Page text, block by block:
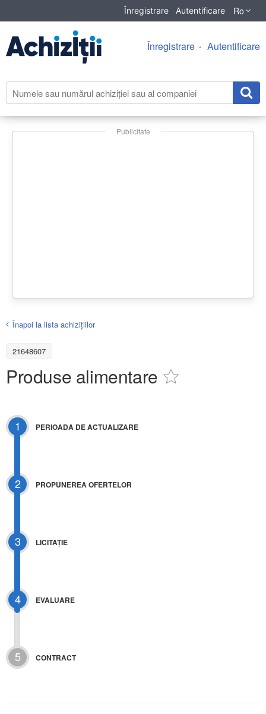
Înregistrare Autentificare Ro
Înregistrare Autentificare
Publicitate
Înapoi la lista achiziţiilor
21648607
Produse alimentare
1 PERIOADA DE ACTUALIZARE
2 PROPUNEREA OFERTELOR
3 LICITAŢIE
4 EVALUARE
5 CONTRACT